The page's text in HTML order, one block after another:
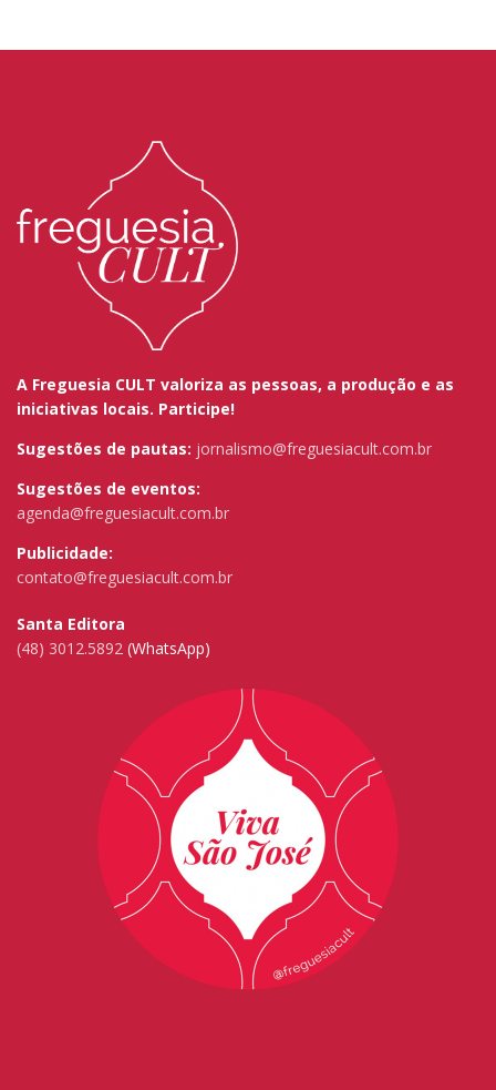
A Freguesia CULT valoriza as pessoas, a produção e as
iniciativas locais. Participe!
Sugestões de pautas: jornalismo@freguesiacult.com.br
Sugestões de eventos:
agenda@freguesiacult.com.br
Publicidade:
contato@freguesiacult.com.br
Santa Editora
(48) 3012.5892 (WhatsApp)